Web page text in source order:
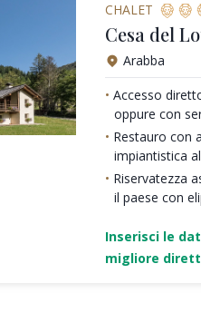
CHALET
Cesa del
Arabba
Accesso
oppure con
Restauro con
impiantistica
Riservatezza
il paese con
Inserisci le
migliore